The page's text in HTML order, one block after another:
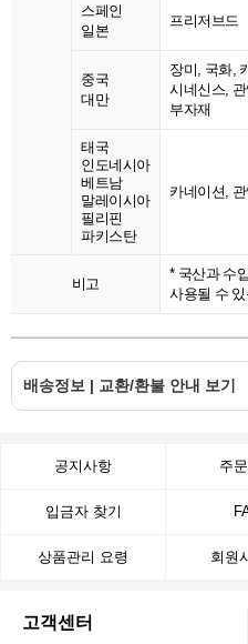
스페인
일본
프리저브드
중국
대만
장미, 국화,
시네신스,
부자재
태국
인도네시아
베트남
말레이시아
필리핀
파키스탄
카네이션,
비고
* 국산과 수
사용될 수 있
배송정보 | 교환/환불 안내 보기
공지사항 주
입금자 찾기
상품관리 요령 회원
고객센터